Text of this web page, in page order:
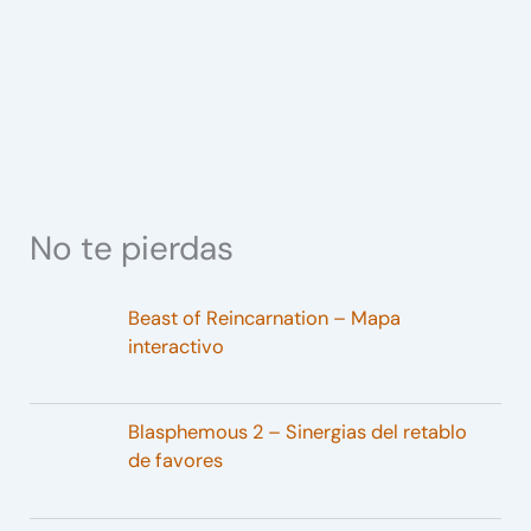
No te pierdas
Beast of Reincarnation – Mapa
interactivo
Blasphemous 2 – Sinergias del retablo
de favores